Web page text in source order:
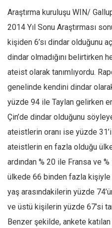
Araştırma kuruluşu WIN/
2014 Yıl Sonu Araştırması
kişiden 6’sı dindar olduğunu
dindar olmadığını belirtirken
ateist olarak tanımlıyordu.
genelinde kendini dindar
yüzde 94 ile Taylan gelirken
Çin’de dindar olduğunu
ateistlerin oranı ise yüzde
ateistlerin en fazla olduğu
ardından % 20 ile Fransa ve
ülkede 66 binden fazla kişiyle
yaş arasındakilerin yüzde
ve üstü kişilerin yüzde 67’si
Benzer şekilde, ankete